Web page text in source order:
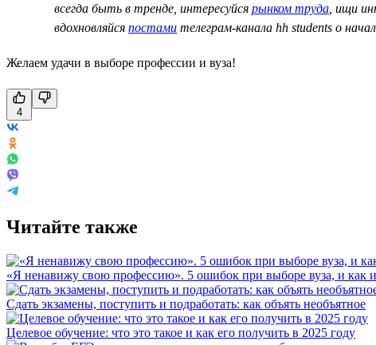
всегда быть в тренде, интересуйся рынком труда , ищи
вдохновляйся постами телеграм-канала hh students о
Желаем удачи в выборе профессии и вуза!
4
Читайте также
«Я ненавижу свою профессию». 5 ошибок при выборе вуза, и как
Сдать экзамены, поступить и подработать: как объять необъятное
Целевое обучение: что это такое и как его получить в 2025 году